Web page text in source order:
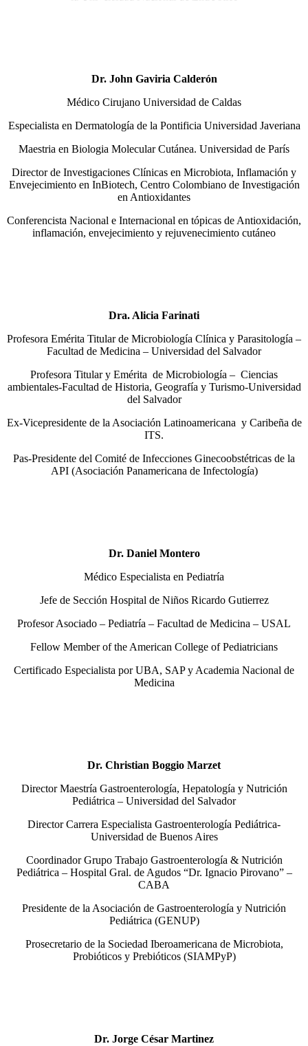
Dr. John Gaviria Calderón
Médico Cirujano Universidad de Caldas
Especialista en Dermatología de la Pontificia Universidad Javeriana
Maestria en Biologia Molecular Cutánea. Universidad de París
Director de Investigaciones Clínicas en Microbiota, Inflamación y
Envejecimiento en InBiotech, Centro Colombiano de Investigación
en Antioxidantes
Conferencista Nacional e Internacional en tópicas de Antioxidación,
inflamación, envejecimiento y rejuvenecimiento cutáneo
Dra. Alicia Farinati
Profesora Emérita Titular de Microbiología Clínica y Parasitología –
Facultad de Medicina – Universidad del Salvador
Profesora Titular y Emérita de Microbiología – Ciencias
ambientales-Facultad de Historia, Geografía y Turismo-Universidad
del Salvador
Ex-Vicepresidente de la Asociación Latinoamericana y Caribeña de
ITS.
Pas-Presidente del Comité de Infecciones Ginecoobstétricas de la
API (Asociación Panamericana de Infectología)
Dr. Daniel Montero
Médico Especialista en Pediatría
Jefe de Sección Hospital de Niños Ricardo Gutierrez
Profesor Asociado – Pediatría – Facultad de Medicina – USAL
Fellow Member of the American College of Pediatricians
Certificado Especialista por UBA, SAP y Academia Nacional de
Medicina
Dr. Christian Boggio Marzet
Director Maestría Gastroenterología, Hepatología y Nutrición
Pediátrica – Universidad del Salvador
Director Carrera Especialista Gastroenterología Pediátrica-
Universidad de Buenos Aires
Coordinador Grupo Trabajo Gastroenterología & Nutrición
Pediátrica – Hospital Gral. de Agudos “Dr. Ignacio Pirovano” –
CABA
Presidente de la Asociación de Gastroenterología y Nutrición
Pediátrica (GENUP)
Prosecretario de la Sociedad Iberoamericana de Microbiota,
Probióticos y Prebióticos (SIAMPyP)
Dr. Jorge César Martinez